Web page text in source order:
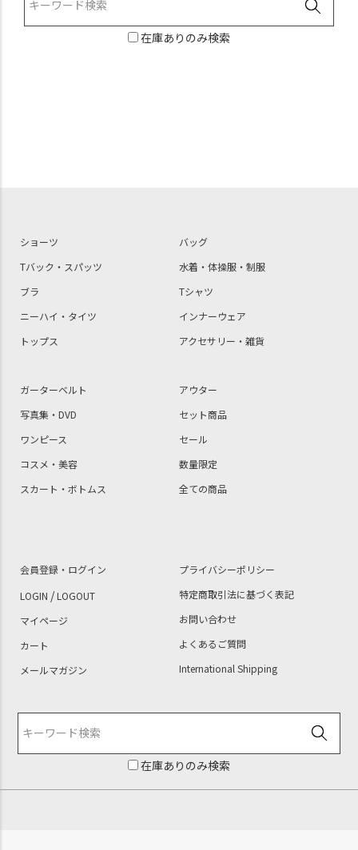
在庫ありのみ検索
ショーツ
Tバック・スパッツ
ブラ
ニーハイ・タイツ
トップス
バッグ
水着・体操服・制服
Tシャツ
インナーウェア
アクセサリー・雑貨
ガーターベルト
写真集・DVD
ワンピース
コスメ・美容
スカート・ボトムス
アウター
セット商品
セール
数量限定
全ての商品
会員登録・ログイン
LOGIN /LOGOUT
マイページ
カート
メールマガジン
プライバシーポリシー
特定商取引法に基づく表記
お問い合わせ
よくあるご質問
International Shipping
在庫ありのみ検索